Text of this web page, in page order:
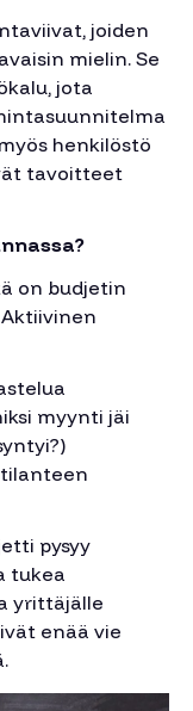
joiden
mielin. Se
jota
henkilöstö
tavoitteet
on budjetin
myynti jäi
pysyy
tukea
yrittäjälle
enää vie